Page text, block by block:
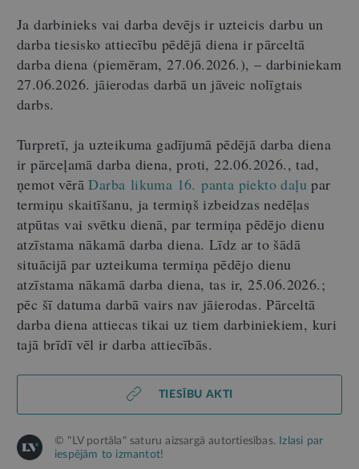
Ja darbinieks vai darba devējs ir uzteicis darbu un
darba tiesisko attiecību pēdējā diena ir pārceltā
darba diena (piemēram, 27.06.2026.), – darbiniekam
27.06.2026. jāierodas darbā un jāveic nolīgtais
darbs.
Turpretī, ja uzteikuma gadījumā pēdējā darba diena
ir pārceļamā darba diena, proti, 22.06.2026., tad,
ņemot vērāDarba likuma 16. panta piekto daļu par
termiņu skaitīšanu, ja termiņš izbeidzas nedēļas
atpūtas vai svētku dienā, par termiņa pēdējo dienu
atzīstama nākamā darba diena. Līdz ar to šādā
situācijā par uzteikuma termiņa pēdējo dienu
atzīstama nākamā darba diena, tas ir, 25.06.2026.;
pēc šī datuma darbā vairs nav jāierodas. Pārceltā
darba diena attiecas tikai uz tiem darbiniekiem, kuri
tajā brīdī vēl ir darba attiecībās.
TIESĪBU AKTI
© "LV portāla" saturu aizsargā autortiesības.
Izlasi par
iespējām to izmantot!